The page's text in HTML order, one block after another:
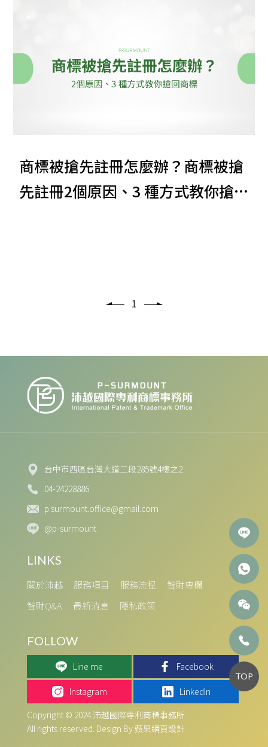
商標被搶先註冊怎麼辦？商標被搶
先註冊2個原因、3 種方式教你搶
1
台中市西區台灣大道二段285號4樓之2
04-24228886
p.surmount.office@gmail.com
@p-surmount
關於沛越 服務項目 服務流程
智財專欄
智財Q&A
最新消息 隱私政策
Line me Facebook
Instagram
LinkedIn
Copyright © 2024 沛越國際專利商標事務所
All rights reserved. Design By 蘋果網頁設計
TOP